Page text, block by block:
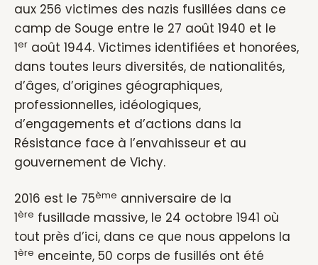
aux 256 victimes des nazis fusillées dans ce
camp de Souge entre le 27 août 1940 et le
1er août 1944. Victimes identifiées et honorées,
dans toutes leurs diversités, de nationalités,
d’âges, d’origines géographiques,
professionnelles, idéologiques,
d’engagements et d’actions dans la
Résistance face à l’envahisseur et au
gouvernement de Vichy.
2016 est le 75ème anniversaire de la
1ère fusillade massive, le 24 octobre 1941 où
tout près d’ici, dans ce que nous appelons la
1ère enceinte, 50 corps de fusillés ont été